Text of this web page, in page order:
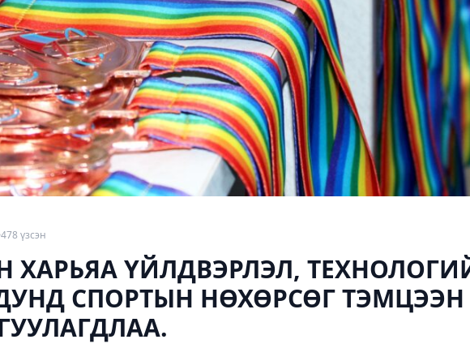
478 үзсэн
ҮЙЛДВЭРЛЭЛ,
СПОРТЫН НӨХӨРСӨГ ТЭМЦЭЭН